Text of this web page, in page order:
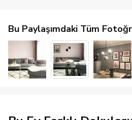
Bu Paylaşımdaki Tüm